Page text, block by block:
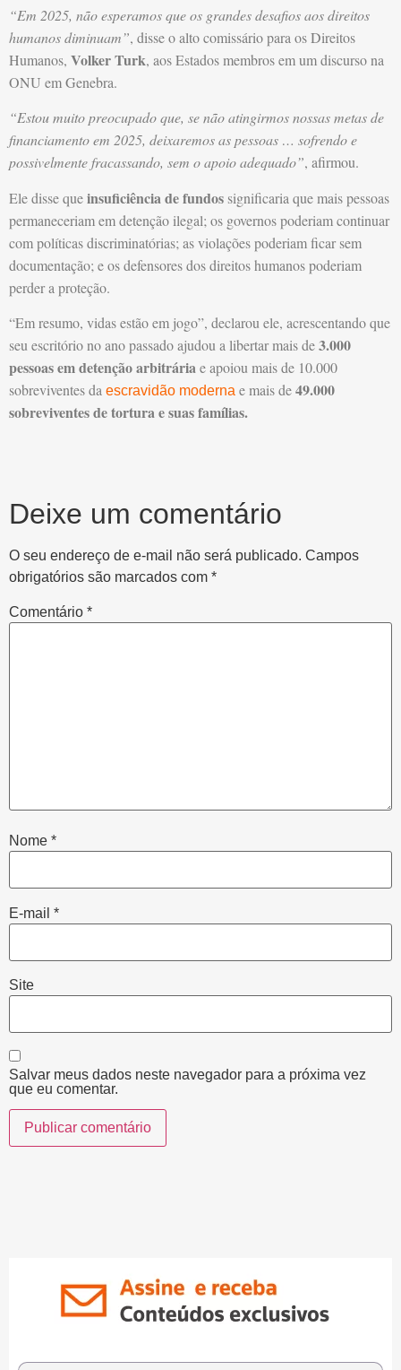
“Em 2025, não esperamos que os grandes desafios aos direitos
humanos diminuam”, disse o alto comissário para os Direitos
Humanos, Volker Turk, aos Estados membros em um discurso na
ONU em Genebra.
“Estou muito preocupado que, se não atingirmos nossas metas de
financiamento em 2025, deixaremos as pessoas … sofrendo e
possivelmente fracassando, sem o apoio adequado”, afirmou.
Ele disse queinsuficiência de fundos significaria que mais pessoas
permaneceriam em detenção ilegal; os governos poderiam continuar
com políticas discriminatórias; as violações poderiam ficar sem
documentação; e os defensores dos direitos humanos poderiam
perder a proteção.
“Em resumo, vidas estão em jogo”, declarou ele, acrescentando que
seu escritório no ano passado ajudou a libertar mais de3.000
pessoas em detenção arbitráriae apoiou mais de 10.000
sobreviventes da escravidão moderna e mais de49.000
sobreviventes de tortura e suas famílias.
Deixe um comentário
O seu endereço de e-mail não será publicado. Campos
obrigatórios são marcados com *
Comentário *
Nome *
E-mail *
Site
Salvar meus dados neste navegador para a próxima vez
que eu comentar.